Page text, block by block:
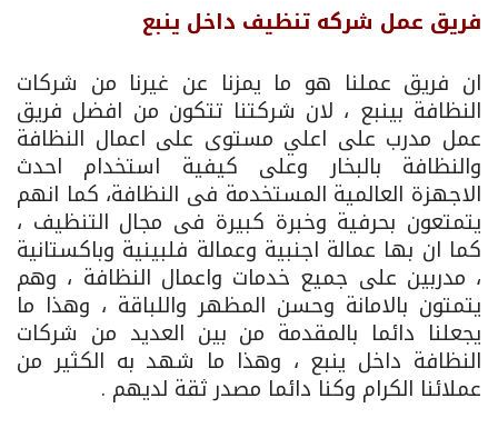
فريق عمل شركه تنظيف داخل ينبع
ان فريق عملنا هو ما يمزنا عن غيرنا من شركات
النظافة بينبع ، لان شركتنا تتكون من افضل فريق
عمل مدرب على اعلي مستوى على اعمال النظافة
والنظافة بالبخار وعلى كيفية استخدام احدث
الاجهزة العالمية المستخدمة فى النظافة، كما انهم
يتمتعون بحرفية وخبرة كبيرة فى مجال التنظيف ،
كما ان بها عمالة اجنبية وعمالة فلبينية وباكستانية
، مدربين على جميع خدمات واعمال النظافة ، وهم
يتمتون بالامانة وحسن المظهر واللباقة ، وهذا ما
يجعلنا دائما بالمقدمة من بين العديد من شركات
النظافة داخل ينبع ، وهذا ما شهد به الكثير من
عملائنا الكرام وكنا دائما مصدر ثقة لديهم .